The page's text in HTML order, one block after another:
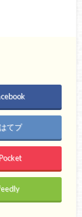
はてブ